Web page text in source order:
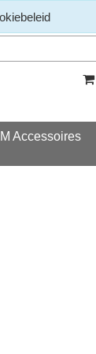
Accessoires